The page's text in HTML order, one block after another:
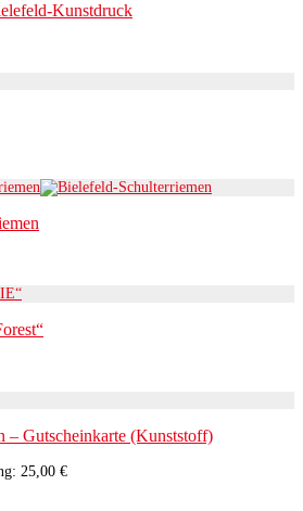
Kunstdruck
– Gutscheinkarte (Kunststoff)
25,00 €